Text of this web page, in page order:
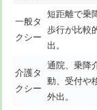
一般タ
クシー
短距離で乗
歩行が比較
出。
介護タ
クシー
通院、乗降
動、受付や
外出。